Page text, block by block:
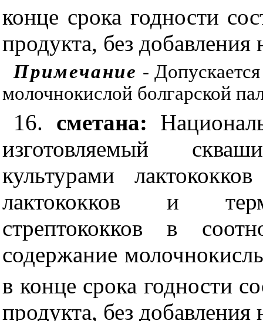
конце срока годности
продукта, без
Примечание -
молочнокислой болгарской
16. сметана:
изготовляемый
культурами
лактококков и
стрептококков в
содержание
в конце срока годности
продукта, без